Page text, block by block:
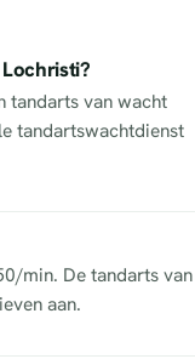
tandarts van wacht
tandartswachtdienst
min. De tandarts van
aan.